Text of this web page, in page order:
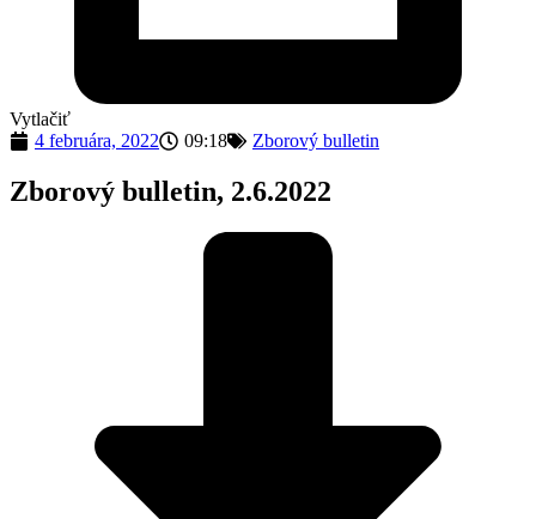
Vytlačiť
4 februára, 2022
09:18 Zborový bulletin
Zborový bulletin, 2.6.2022